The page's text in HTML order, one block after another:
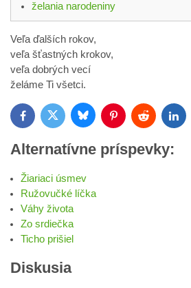
želania narodeniny
Veľa ďalších rokov,
veľa šťastných krokov,
veľa dobrých vecí
želáme Ti všetci.
FacebookTwitter BlueskyPinterestReddit
Alternatívne príspevky:
Žiariaci úsmev
Ružovučké líčka
Váhy života
Zo srdiečka
Ticho prišiel
Diskusia